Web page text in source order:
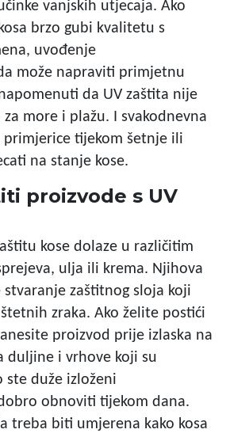
vanjskih utjecaja. Ako
brzo gubi kvalitetu s
uvođenje
može napraviti primjetnu
da UV zaštita nije
more i plažu. I svakodnevna
primjerice tijekom šetnje ili
na stanje kose.
proizvode s UV
kose dolaze u različitim
ulja ili krema. Njihova
stvaranje zaštitnog sloja koji
zraka. Ako želite postići
proizvod prije izlaska na
duljine i vrhove koji su
duže izloženi
obnoviti tijekom dana.
treba biti umjerena kako kosa